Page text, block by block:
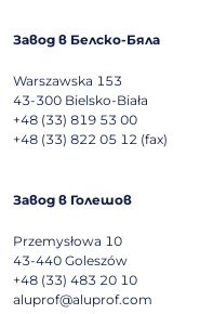
Завод в Белско-Бяла
Warszawska 153
43-300 Bielsko-Biała
+48 (33) 819 53 00
+48 (33) 822 05 12 (fax)
Завод в Голешов
Przemysłowa 10
43-440 Goleszów
+48 (33) 483 20 10
aluprof@aluprof.com